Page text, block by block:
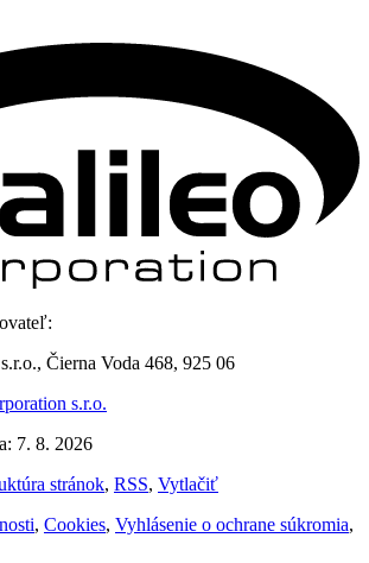
Čierna Voda 468, 925 06
s.r.o.
7. 8. 2026
stránok, RSS, Vytlačiť
, Cookies, Vyhlásenie o ochrane súkromia,